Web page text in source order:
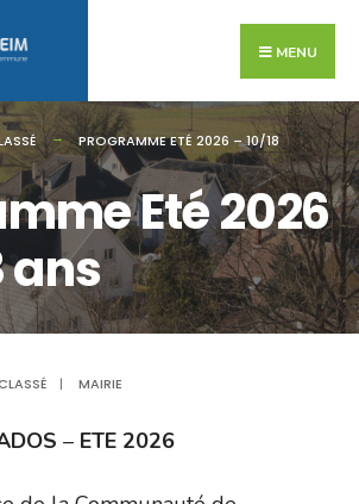
MENU
PROGRAMME ETÉ 2026 – 10/18
Eté 2026
ans
| MAIRIE
– ETE 2026